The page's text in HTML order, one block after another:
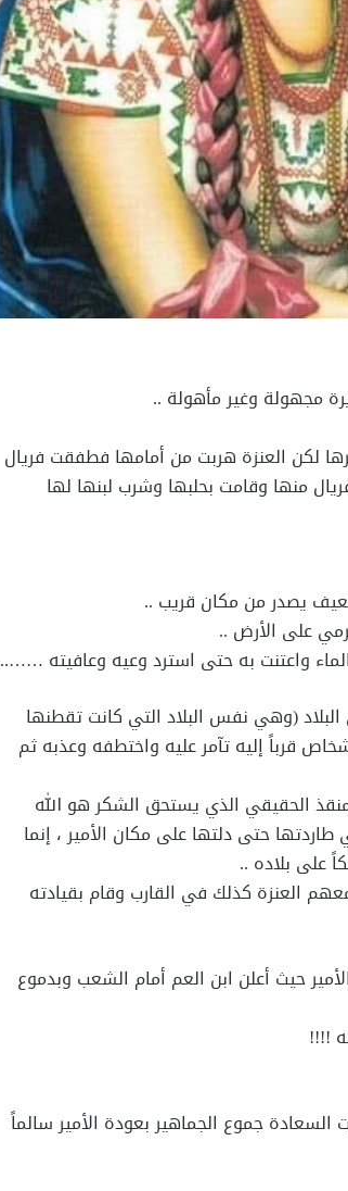
مجهولة وغير مأهولة ..
لكن العنزة هربت من أمامها فطفقت فريال
منها وقامت بحلبها وشرب لبنها لها
يصدر من مكان قريب ..
على الأرض ..
واعتنت به حتى استرد وعيه وعافيته ……..
(وهي نفس البلاد التي كانت تقطنها
قرباً إليه تآمر عليه واختطفه وعذبه ثم
الحقيقي الذي يستحق الشكر هو الله
حتى دلتها على مكان الأمير ، إنما
على بلاده ..
العنزة كذلك في القارب وقام بقيادته
حيث أعلن ابن العم أمام الشعب وبدموع
!!!!
السعادة جموع الجماهير بعودة الأمير سالماً